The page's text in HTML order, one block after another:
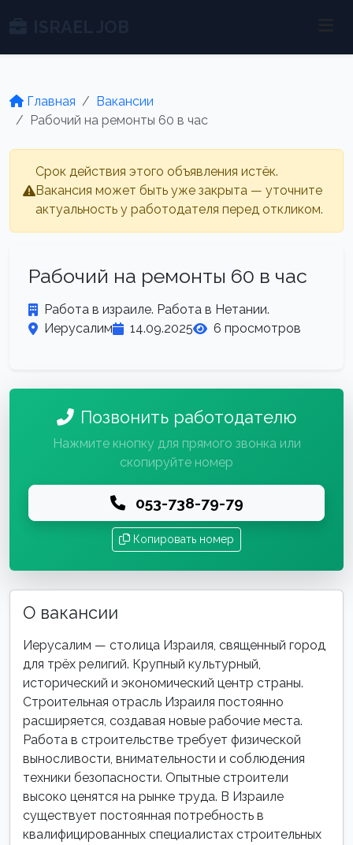
Главная
Вакансии
Рабочий на ремонты 60 в час
Срок действия этого объявления истёк.
Вакансия может быть уже закрыта — уточните
актуальность у работодателя перед откликом.
Рабочий на ремонты 60 в час
Работа в израиле. Работа в Нетании.
Иерусалим
14.09.2025 6 просмотров
Позвонить работодателю
Нажмите кнопку для прямого звонка или
скопируйте номер
053-738-79-79
Копировать номер
О вакансии
Иерусалим — столица Израиля, священный город
для трёх религий. Крупный культурный,
исторический и экономический центр страны.
Строительная отрасль Израиля постоянно
расширяется, создавая новые рабочие места.
Работа в строительстве требует физической
выносливости, внимательности и соблюдения
техники безопасности. Опытные строители
высоко ценятся на рынке труда. В Израиле
существует постоянная потребность в
квалифицированных специалистах строительных